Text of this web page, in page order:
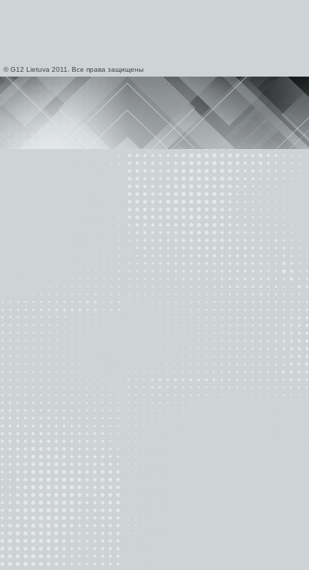
© G12 Lietuva 2011. Все права защищены